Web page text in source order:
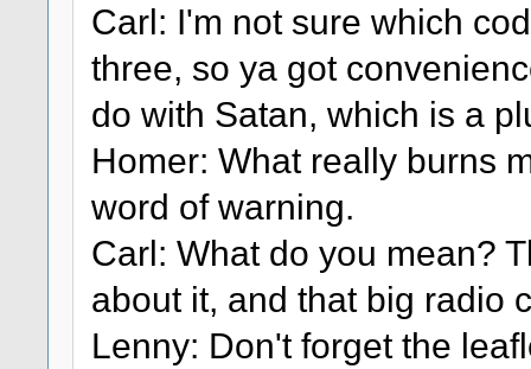
Carl: I'm not sure which
three, so ya got
do with Satan, which is a
Homer: What really burns
word of warning.
Carl: What do you mean?
about it, and that big radio
Lenny: Don't forget the